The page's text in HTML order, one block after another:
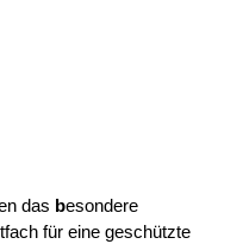
das besondere
für eine geschützte